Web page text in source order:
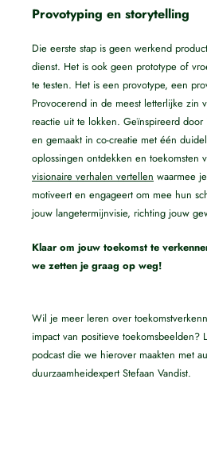
Provotyping en storytelling
Die eerste stap is geen werkend
dienst. Het is ook geen prototype of
te testen. Het is een provotype, een
Provocerend in de meest letterlijke zin
reactie uit te lokken. Geïnspireerd
en gemaakt in co-creatie met één
oplossingen ontdekken en toekomsten
visionaire verhalen vertellen waarmee
motiveert en engageert om mee hun
jouw langetermijnvisie, richting jouw
Klaar om jouw toekomst te
we zetten je graag op weg!
Wil je meer leren over
impact van positieve toekomsbeelden?
podcast die we hierover maakten met
duurzaamheidexpert Stefaan Vandist.